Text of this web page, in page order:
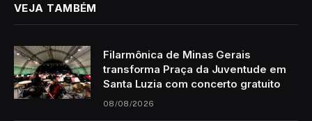
VEJA TAMBÉM
Filarmônica de Minas Gerais
transforma Praça da Juventude em
Santa Luzia com concerto gratuito
08/08/2026